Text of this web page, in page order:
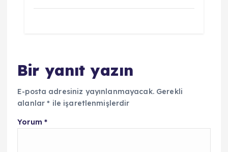
Bir yanıt yazın
E-posta adresiniz yayınlanmayacak. Gerekli
alanlar* ile işaretlenmişlerdir
Yorum *